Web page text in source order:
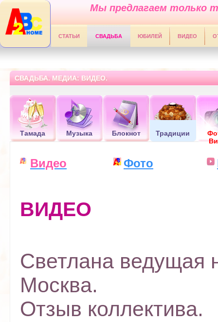
Мы предлагаем только
СТАТЬИ СВАДЬБА ЮБИЛЕЙ ВИДЕО
СВАДЬБА. МЕДИА: ВИДЕО.
Тамада Музыка Блокнот Традиции
Видео Фото
ВИДЕО
Светлана ведущая
Москва.
Отзыв коллектива.